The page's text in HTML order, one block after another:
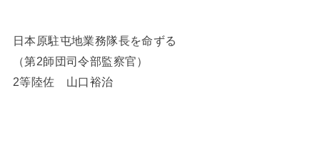
日本原駐屯地業務隊長を命ずる
（第2師団司令部監察官）
2等陸佐 山口裕治